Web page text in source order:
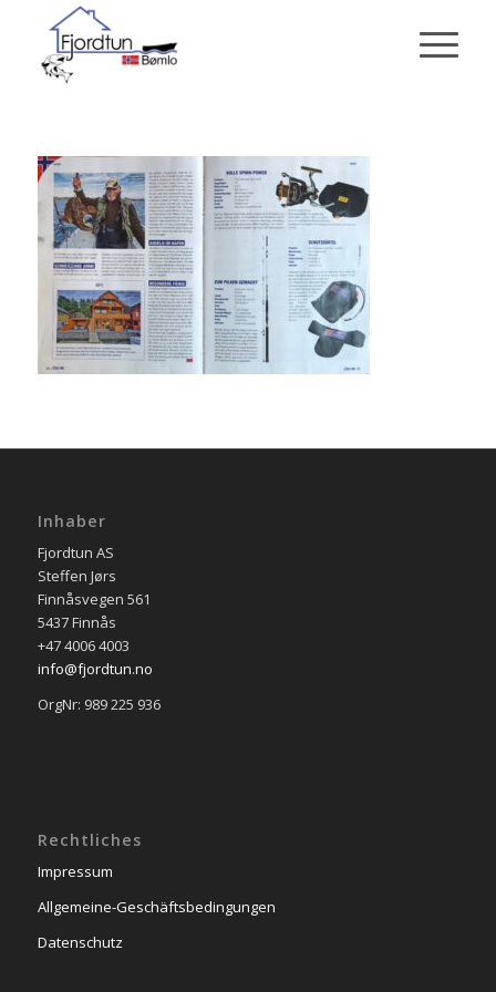
Inhaber
Fjordtun AS
Steffen Jørs
Finnåsvegen 561
5437 Finnås
+47 4006 4003
info@fjordtun.no
OrgNr: 989 225 936
Rechtliches
Impressum
Allgemeine-Geschäftsbedingungen
Datenschutz